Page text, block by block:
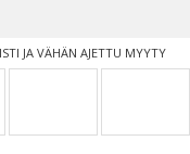
JA VÄHÄN AJETTU MYYTY